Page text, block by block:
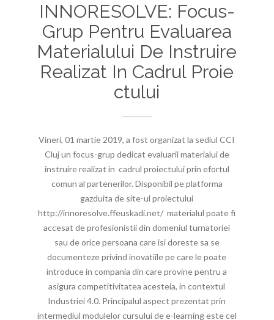
INNORESOLVE: Focus-
Grup Pentru Evaluarea
Materialului De Instruire
Realizat In Cadrul Proie
Ctului
Vineri, 01 martie 2019, a fost organizat la sediul CCI
Cluj un focus-grup dedicat evaluarii materialui de
instruire realizat in cadrul proiectului prin efortul
comun al partenerilor. Disponibil pe platforma
gazduita de site-ul proiectului
http://innoresolve.ffeuskadi.net/ materialul poate fi
accesat de profesionistii din domeniul turnatoriei
sau de orice persoana care isi doreste sa se
documenteze privind inovatiile pe care le poate
introduce in compania din care provine pentru a
asigura competitivitatea acesteia, in contextul
Industriei 4.0. Principalul aspect prezentat prin
intermediul modulelor cursului de e-learning este cel